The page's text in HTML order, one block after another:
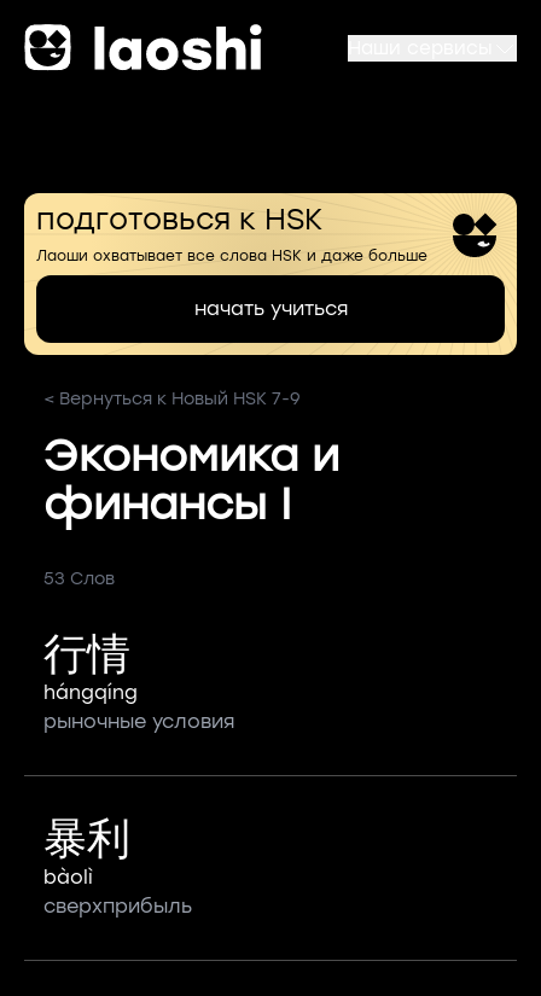
подготовься к HSK
Лаоши охватывает все слова HSK и даже больше
начать учиться
< Вернуться к Новый HSK 7-9
Экономика и
финансы I
53 Слов
行情
hángqíng
рыночные условия
暴利
bàolì
сверхприбыль